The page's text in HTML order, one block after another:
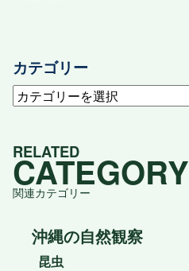
カテゴリー
カ
テ
リ
ー
RELATED
CATEGORY
関連カテゴリー
沖縄の自然観察
昆虫